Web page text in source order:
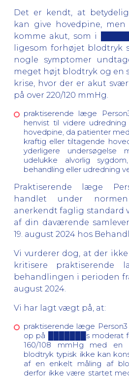
Det er kendt, at
kan give hovedpine,
komme akut, som i
ligesom forhøjet blodtryk
nogle symptomer
meget højt blodtryk og en
krise, hvor der er akut
på over 220/120 mmHg.
praktiserende læge
henvist til videre
hovedpine, da patienter
kraftig eller tiltagende
yderligere
udelukke alvorlig
behandling eller udredning
Praktiserende læge
handlet under
anerkendt faglig standard
af din daværende
19. august 2024 hos
Vi vurderer dog, at der
kritisere praktiserende
behandlingen i perioden
august 2024.
Vi har lagt vægt på, at:
praktiserende læge
op på ███████s moderat
160/108 mmHg med en
blodtryk typisk ikke kan
af en enkelt måling af
derfor ikke være startet